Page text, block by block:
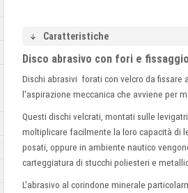
Caratteristiche
Disco abrasivo con fori e
Dischi abrasivi forati con velcro da
l'aspirazione meccanica che avviene per
Questi dischi velcrati, montati sulle
moltiplicare facilmente la loro capacità di
posati, oppure in ambiente nautico
carteggiatura di stucchi poliesteri e
L'abrasivo al corindone minerale